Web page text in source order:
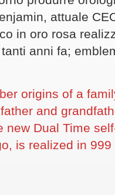
attuale
in oro rosa
anni fa;
origins of a
and
new Dual Time
is realized in 999